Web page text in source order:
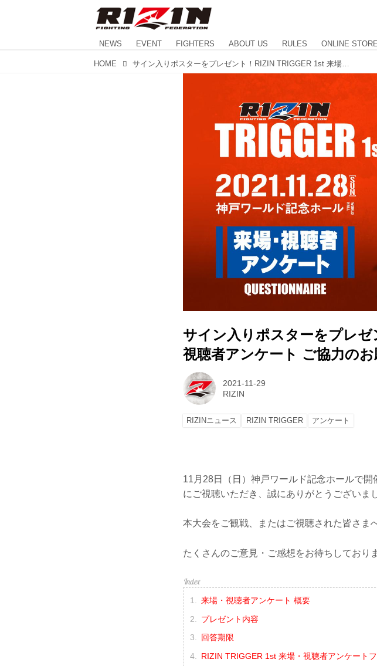
NEWS EVENT FIGHTERS ABOUT US RULES ONLINE STORE
HOME
サイン入りポスターをプレゼ
視聴者アンケート ご協力のお
2021-11-29
RIZIN
RIZINニュース RIZIN TRIGGER アンケート
11月28日（日）神戸ワールド記念ホールで
にご視聴いただき、誠にありがとうございま
本大会をご観戦、またはご視聴された皆さま
たくさんのご意見・ご感想をお待ちしており
来場・視聴者アンケート 概要
プレゼント内容
回答期限
RIZIN TRIGGER 1st 来場・視聴者アンケート